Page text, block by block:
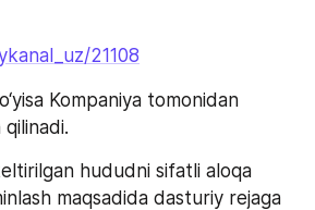
21108
Kompaniya tomonidan
qilinadi.
hududni sifatli aloqa
maqsadida dasturiy rejaga